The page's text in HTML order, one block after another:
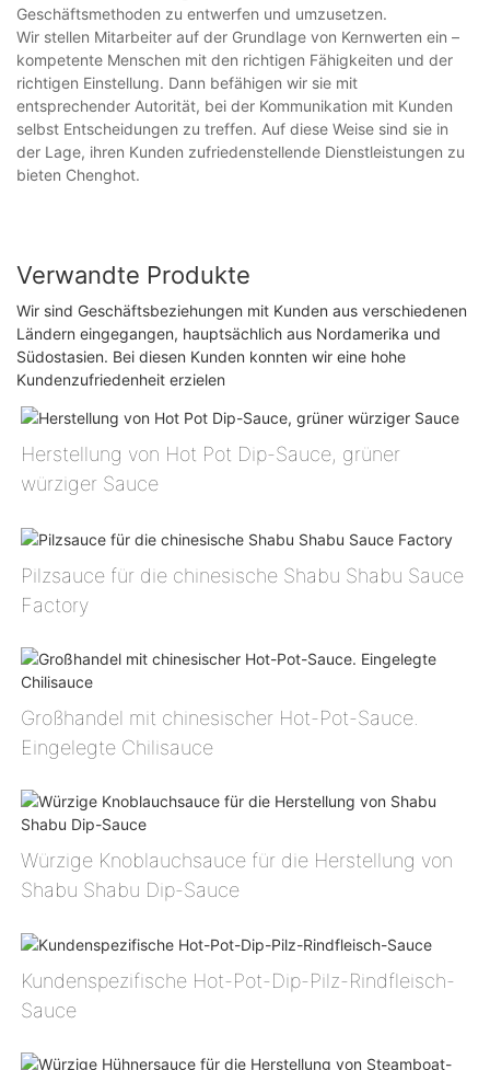
Geschäftsmethoden zu entwerfen und umzusetzen.
Wir stellen Mitarbeiter auf der Grundlage von Kernwerten ein –
kompetente Menschen mit den richtigen Fähigkeiten und der
richtigen Einstellung. Dann befähigen wir sie mit
entsprechender Autorität, bei der Kommunikation mit Kunden
selbst Entscheidungen zu treffen. Auf diese Weise sind sie in
der Lage, ihren Kunden zufriedenstellende Dienstleistungen zu
bieten Chenghot.
Verwandte Produkte
Wir sind Geschäftsbeziehungen mit Kunden aus verschiedenen
Ländern eingegangen, hauptsächlich aus Nordamerika und
Südostasien. Bei diesen Kunden konnten wir eine hohe
Kundenzufriedenheit erzielen
Herstellung von Hot Pot Dip-Sauce, grüner
würziger Sauce
Pilzsauce für die chinesische Shabu Shabu Sauce
Factory
Großhandel mit chinesischer Hot-Pot-Sauce.
Eingelegte Chilisauce
Würzige Knoblauchsauce für die Herstellung von
Shabu Shabu Dip-Sauce
Kundenspezifische Hot-Pot-Dip-Pilz-Rindfleisch-
Sauce